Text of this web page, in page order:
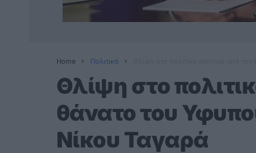
Home Πολιτικά
Θλίψη στο
θάνατο του
Νίκου Ταγαρά